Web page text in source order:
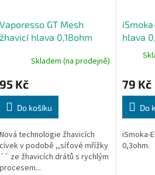
Vaporesso GT Mesh
žhavicí hlava 0,18ohm
Skladem (na prodejně)
95 Kč
Do košíku
Nová technologie žhavicích
cívek v podobě ,,síťové mřížky
´´ ze žhavicích drátů s rychlým
procesem...
hlava
79 Kč
Do
iSmoka-
0,3ohm.